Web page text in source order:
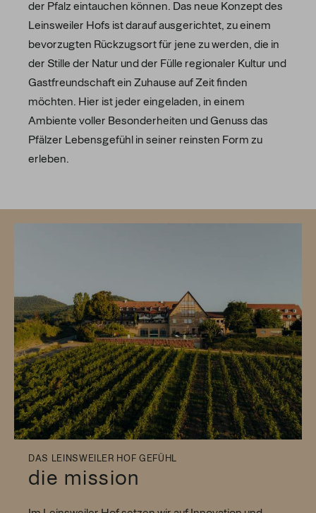
der Pfalz eintauchen können. Das neue Konzept des
Leinsweiler Hofs ist darauf ausgerichtet, zu einem
bevorzugten Rückzugsort für jene zu werden, die in
der Stille der Natur und der Fülle regionaler Kultur und
Gastfreundschaft ein Zuhause auf Zeit finden
möchten. Hier ist jeder eingeladen, in einem
Ambiente voller Besonderheiten und Genuss das
Pfälzer Lebensgefühl in seiner reinsten Form zu
erleben.
DAS LEINSWEILER HOF GEFÜHL
die mission